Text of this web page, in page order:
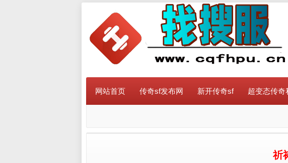
网站首页 传奇sf发布网 新开传奇sf 超变态传奇
祈